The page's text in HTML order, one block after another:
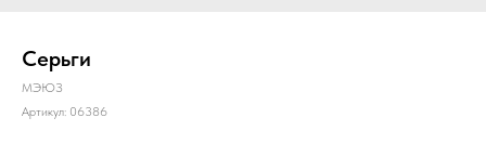
Серьги
МЭЮЗ
Артикул: 06386